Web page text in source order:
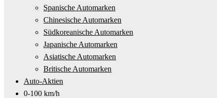
Spanische Automarken
Chinesische Automarken
Südkoreanische Automarken
Japanische Automarken
Asiatische Automarken
Britische Automarken
Auto-Aktien
0-100 km/h